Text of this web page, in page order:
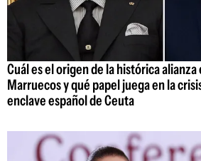
Cuál es el origen de la histórica alianza
Marruecos y qué papel juega en la
enclave español de Ceuta